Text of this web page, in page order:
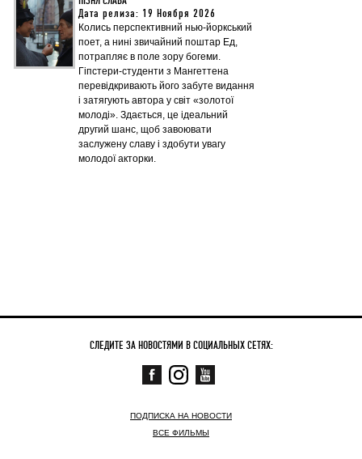
Дата релиза: 19 Ноября 2026
Колись перспективний нью-йоркський
поет, а нині звичайний поштар Ед,
потрапляє в поле зору богеми.
Гіпстери-студенти з Мангеттена
перевідкривають його забуте видання
і затягують автора у світ «золотої
молоді». Здається, це ідеальний
другий шанс, щоб завоювати
заслужену славу і здобути увагу
молодої акторки.
СЛЕДИТЕ ЗА НОВОСТЯМИ В СОЦИАЛЬНЫХ СЕТЯХ:
ПОДПИСКА НА НОВОСТИ
ВСЕ ФИЛЬМЫ